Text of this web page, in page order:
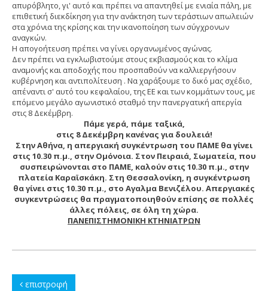
απυρόβλητο, γι' αυτό και πρέπει να απαντηθεί με ενιαία πάλη, με
επιθετική διεκδίκηση για την ανάκτηση των τεράστιων απωλειών
στα χρόνια της κρίσης και την ικανοποίηση των σύγχρονων
αναγκών.
Η απογοήτευση πρέπει να γίνει οργανωμένος αγώνας.
Δεν πρέπει να εγκλωβιστούμε στους εκβιασμούς και το κλίμα
αναμονής και αποδοχής που προσπαθούν να καλλιεργήσουν
κυβέρνηση και αντιπολίτευση . Να χαράξουμε το δικό μας σχέδιο,
απέναντι σ' αυτό του κεφαλαίου, της ΕΕ και των κομμάτων τους, με
επόμενο μεγάλο αγωνιστικό σταθμό την πανεργατική απεργία
στις 8 Δεκέμβρη.
Πάμε γερά, πάμε ταξικά,
στις 8 Δεκέμβρη κανένας για δουλειά!
Στην Αθήνα, η απεργιακή συγκέντρωση του ΠΑΜΕ θα γίνει
στις 10.30 π.μ., στην Ομόνοια. Στον Πειραιά, Σωματεία, που
συσπειρώνονται στο ΠΑΜΕ, καλούν στις 10.30 π.μ., στην
πλατεία Καραϊσκάκη. Στη Θεσσαλονίκη, η συγκέντρωση
θα γίνει στις 10.30 π.μ., στο Αγαλμα Βενιζέλου. Απεργιακές
συγκεντρώσεις θα πραγματοποιηθούν επίσης σε πολλές
άλλες πόλεις, σε όλη τη χώρα.
ΠΑΝΕΠΙΣΤΗΜΟΝΙΚΗ ΚΤΗΝΙΑΤΡΩΝ
επιστροφή